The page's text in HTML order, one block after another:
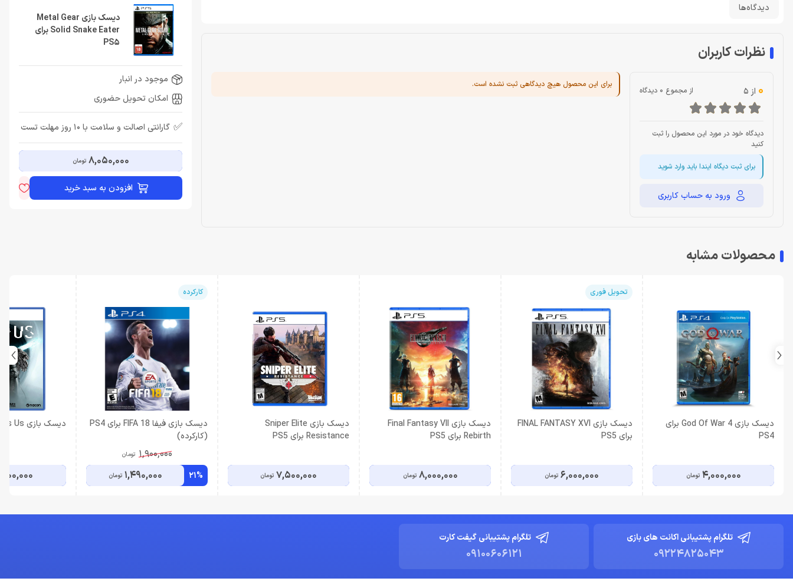
دیدگاه‌ها
نظرات کاربران
0 از 5 از مجموع 0 دیدگاه
دیدگاه خود در مورد این محصول را ثبت
کنید
برای ثبت دیگاه ایندا باید وارد شوید
ورود به حساب کاربری
برای این محصول هیچ دیدگاهی ثبت نشده است.
دیسک بازی Metal Gear
Solid Snake Eater برای
PS5
موجود در انبار
امکان تحویل حضوری
✅ گارانتی اصالت و سلامت با 10 روز مهلت تست
8,050,000 تومان
افزودن به سبد خرید
محصولات مشابه
دیسک بازی God Of War 4 برای
PS4
4,000,000 تومان
تحویل فوری
دیسک بازی FINAL FANTASY XVI
برای PS5
6,000,000 تومان
دیسک بازی Final Fantasy VII
Rebirth برای PS5
8,000,000 تومان
دیسک بازی Sniper Elite
Resistance برای PS5
7,500,000 تومان
کارکرده
دیسک بازی فیفا FIFA 18 برای PS4
(کارکرده)
1,900,000 تومان
21%
1,490,000 تومان
دیسک بازی Hell Is Us برای PS5
تلگرام پشتیبانی اکانت های بازی
09224825043
تلگرام پشتیبانی گیفت کارت
09100606121